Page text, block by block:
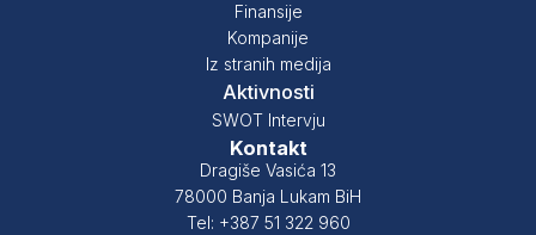
Finansije
Kompanije
Iz stranih medija
Aktivnosti
SWOT Intervju
Kontakt
Dragiše Vasića 13
78000 Banja Lukam BiH
Tel: +387 51 322 960